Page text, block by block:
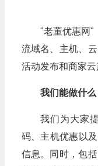
"老董优惠网"
流域名、主机、
活动发布和商家云
我们能做什么
我们为大家
码、主机优惠以
信息。同时，包